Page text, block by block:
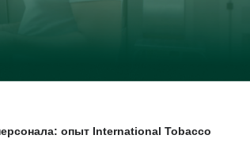
опыт International Tobacco